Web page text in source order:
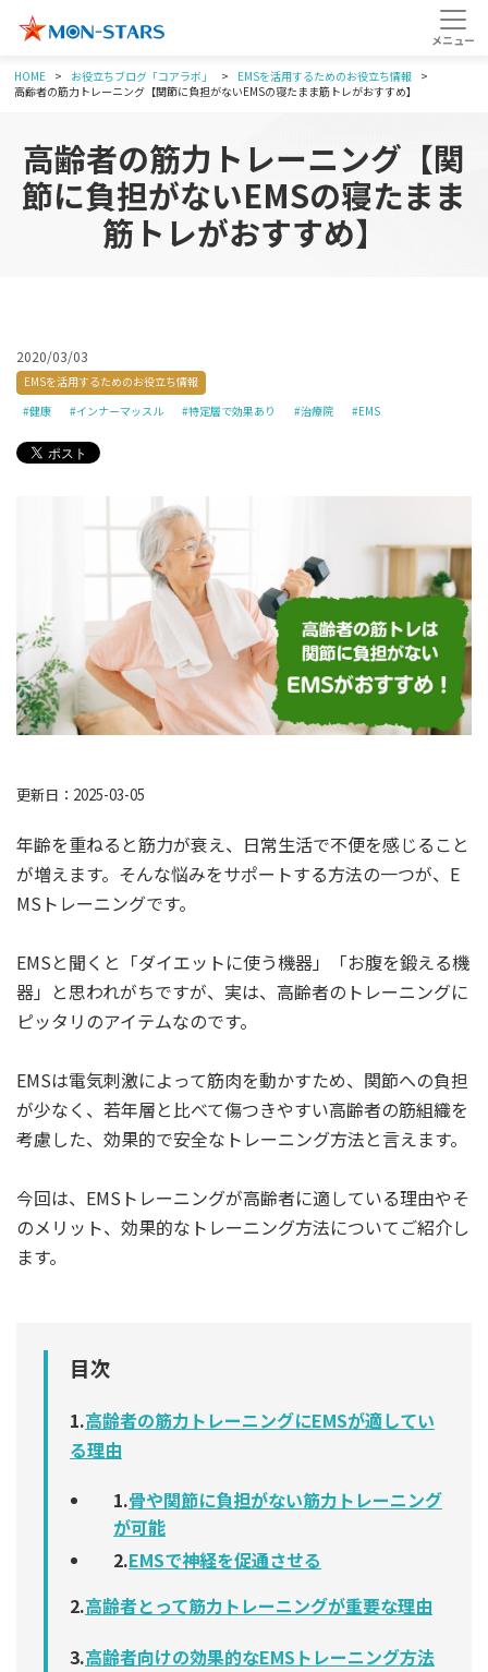
HOME お役立ちブログ「コアラボ」
EMSを活用するためのお役立ち情報
高齢者の筋力トレーニング【関節に負担がないEMSの寝たまま筋トレがおすすめ】
高齢者の筋力トレーニング【関
節に負担がないEMSの寝たまま
筋トレがおすすめ】
2020/03/03
EMSを活用するためのお役立ち情報
#健康
#インナーマッスル #特定層で効果あり #治療院 #EMS
更新日：2025-03-05
年齢を重ねると筋力が衰え、日常生活で不便を感じること
が増えます。そんな悩みをサポートする方法の一つが、E
MSトレーニングです。
EMSと聞くと「ダイエットに使う機器」「お腹を鍛える機
器」と思われがちですが、実は、高齢者のトレーニングに
ピッタリのアイテムなのです。
EMSは電気刺激によって筋肉を動かすため、関節への負担
が少なく、若年層と比べて傷つきやすい高齢者の筋組織を
考慮した、効果的で安全なトレーニング方法と言えます。
今回は、EMSトレーニングが高齢者に適している理由やそ
のメリット、効果的なトレーニング方法についてご紹介し
ます。
目次
1.高齢者の筋力トレーニングにEMSが適してい
る理由
1.骨や関節に負担がない筋力トレーニング
が可能
2.EMSで神経を促通させる
2.高齢者とって筋力トレーニングが重要な理由
3.高齢者向けの効果的なEMSトレーニング方法